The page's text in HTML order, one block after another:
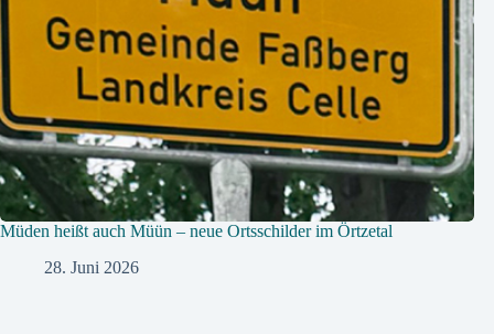
Müden heißt auch Müün – neue Ortsschilder im Örtzetal
28. Juni 2026